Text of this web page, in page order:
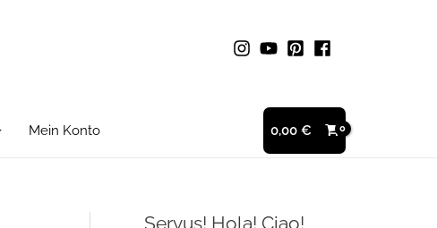
Mein Konto 0,00 €
Servus! Hola! Ciao!